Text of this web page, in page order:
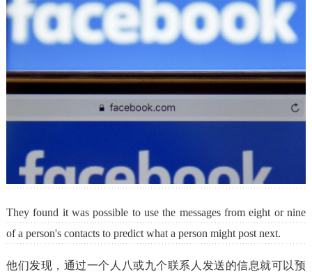
They found it was possible to use the messages from eight or nine
of a person's contacts to predict what a person might post next.
他们发现，通过一个人八或九个联系人发送的信息就可以预